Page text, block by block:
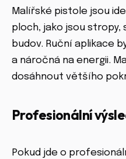
Malířské pistole jsou
ploch, jako jsou stropy,
budov. Ruční aplikace
a náročná na energii.
dosáhnout většího
Profesionální
Pokud jde o